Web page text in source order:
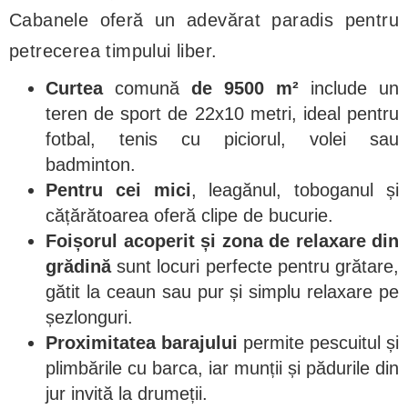
Cabanele oferă un adevărat paradis pentru
petrecerea timpului liber.
Curteacomună de 9500 m² include un
teren de sport de 22x10 metri, ideal pentru
fotbal, tenis cu piciorul, volei sau
badminton.
Pentru cei mici, leagănul, toboganul și
cățărătoarea oferă clipe de bucurie.
Foișorul acoperit și zona de relaxare din
grădinăsunt locuri perfecte pentru grătare,
gătit la ceaun sau pur și simplu relaxare pe
șezlonguri.
Proximitatea barajului permite pescuitul și
plimbările cu barca, iar munții și pădurile din
jur invită la drumeții.